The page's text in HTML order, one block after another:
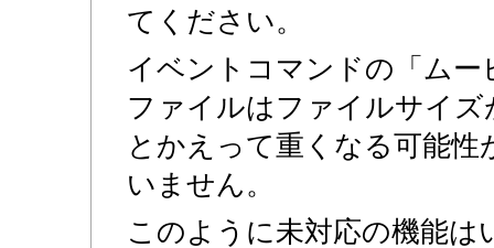
てください。
イベントコマンドの「ムー
ファイルはファイルサイ
とかえって重くなる可能
いません。
このように未対応の機能